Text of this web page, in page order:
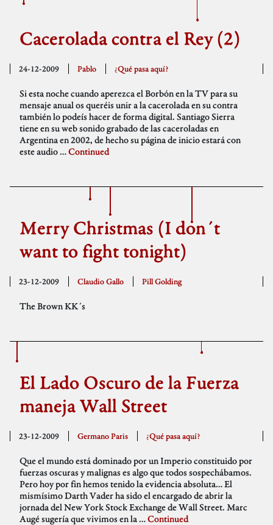
Cacerolada contra el Rey (2)
24-12-2009 Pablo ¿Qué pasa aquí?
Si esta noche cuando aperezca el Borbón en la TV para su
mensaje anual os queréis unir a la cacerolada en su contra
también lo podeís hacer de forma digital. Santiago Sierra
tiene en su web sonido grabado de las caceroladas en
Argentina en 2002, de hecho su página de inicio estará con
este audio …Continued
Merry Christmas (I don´t
want to fight tonight)
23-12-2009 Claudio Gallo Pill Golding
The Brown KK´s
El Lado Oscuro de la Fuerza
maneja Wall Street
23-12-2009 Germano Paris ¿Qué pasa aquí?
Que el mundo está dominado por un Imperio constituido por
fuerzas oscuras y malignas es algo que todos sospechábamos.
Pero hoy por fin hemos tenido la evidencia absoluta… El
mismísimo Darth Vader ha sido el encargado de abrir la
jornada del New York Stock Exchange de Wall Street. Marc
Augé sugería que vivimos en la …Continued